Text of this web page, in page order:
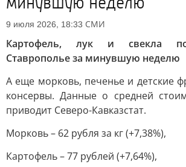
9 июля 2026, 18:33 СМИ
Картофель, лук и свекла
Ставрополье за минувшую неделю
А еще морковь, печенье и детские
консервы. Данные о средней
приводит Северо-Кавказстат.
Морковь – 62 рубля за кг (+7,38%),
Картофель – 77 рублей (+7,64%),